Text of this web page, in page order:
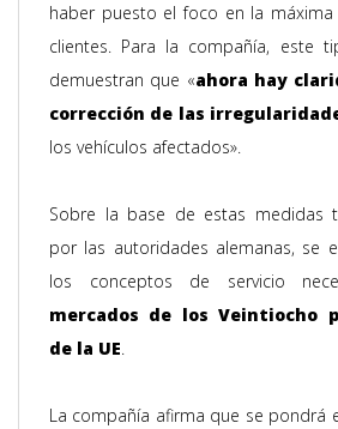
haber puesto el foco en la
clientes. Para la compañía, este
demuestran que «ahora hay
corrección de las
los vehículos afectados».
Sobre la base de estas medidas
por las autoridades alemanas, se
los conceptos de servicio
mercados de los Veintiocho
de la UE.
La compañía afirma que se pondrá